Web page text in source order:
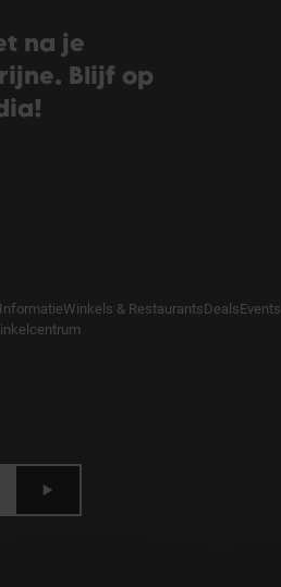
na je
Blijf op
Winkels & RestaurantsDealsEvents